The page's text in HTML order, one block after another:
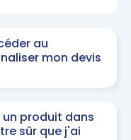
au
mon devis
produit dans
sûr que j'ai